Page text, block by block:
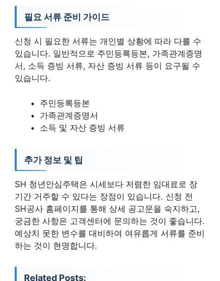
필요 서류 준비 가이드
신청 시 필요한 서류는 개인별 상황에 따라 다를 수
있습니다. 일반적으로 주민등록등본, 가족관계증명
서, 소득 증빙 서류, 자산 증빙 서류 등이 요구될 수
있습니다.
주민등록등본
가족관계증명서
소득 및 자산 증빙 서류
추가 정보 및 팁
SH 청년안심주택은 시세보다 저렴한 임대료로 장
기간 거주할 수 있다는 장점이 있습니다. 신청 전
SH공사 홈페이지를 통해 상세 공고문을 숙지하고,
궁금한 사항은 고객센터에 문의하는 것이 좋습니다.
예상치 못한 변수를 대비하여 여유롭게 서류를 준비
하는 것이 현명합니다.
Related Posts: